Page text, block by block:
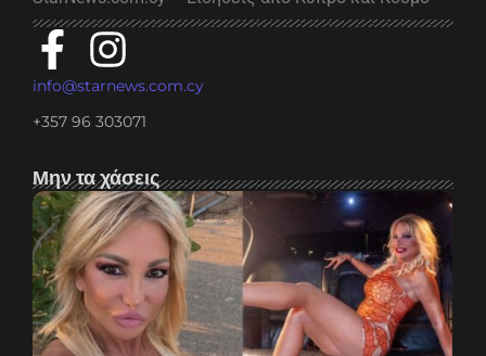
info@starnews.com.cy
+357 96 303071
Μην τα χάσεις